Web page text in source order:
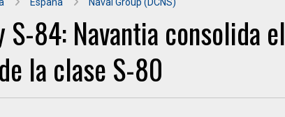
84: Navantia consolida el
la clase S-80